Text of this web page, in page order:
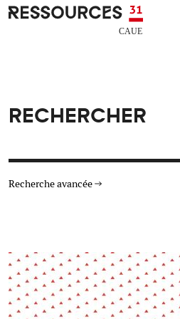
Aller au contenu principal
CAUE RESSOURCES 31
RECHERCHER
Recherche avancée
Architecture
Arts Design
Énergie